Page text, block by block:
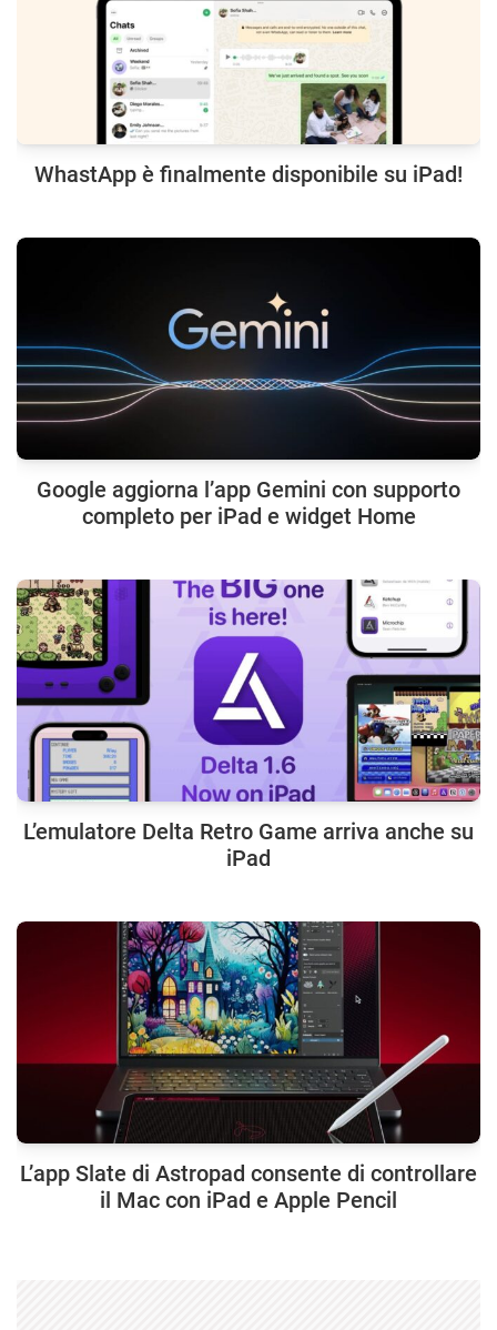
WhastApp è finalmente disponibile su iPad!
Google aggiorna l’app Gemini con supporto
completo per iPad e widget Home
L’emulatore Delta Retro Game arriva anche su
iPad
L’app Slate di Astropad consente di controllare
il Mac con iPad e Apple Pencil